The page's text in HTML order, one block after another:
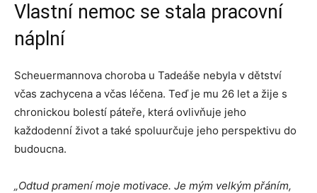
Vlastní nemoc se stala pracovní
náplní
Scheuermannova choroba u Tadeáše nebyla v dětství
včas zachycena a včas léčena. Teď je mu 26 let a žije s
chronickou bolestí páteře, která ovlivňuje jeho
každodenní život a také spoluurčuje jeho perspektivu do
budoucna.
„Odtud pramení moje motivace. Je mým velkým přáním,